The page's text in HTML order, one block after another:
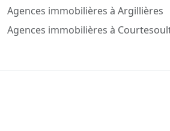
Agences immobilières à Argillières
Agences immobilières à